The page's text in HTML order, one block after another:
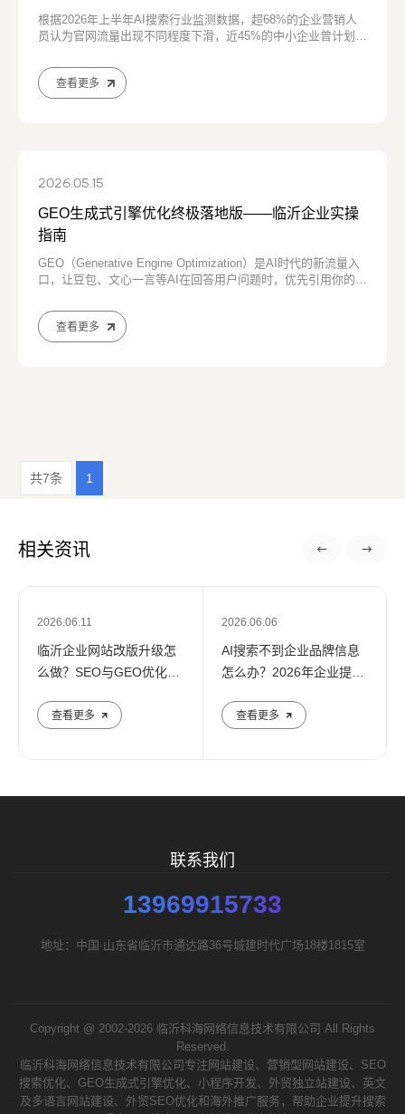
根据2026年上半年AI搜索行业监测数据，超68%的企业营销人
员认为官网流量出现不同程度下滑，近45%的中小企业曾计划关
和第三方内容平台，行业普
查看更多
2026.05.15
GEO生成式引擎优化终极落地版——临沂企业实操
指南
GEO（Generative Engine Optimization）是AI时代的新流量入
口，让豆包、文心一言等AI在回答用户问题时，优先引用你的品
查看更多
共7条 1
相关资讯
2026.06.11
临沂企业网站改版升级怎
么做？SEO与GEO优化实
查看更多
2026.06.06
AI搜索不到企业品牌信息
怎么办？2026年企业提升
查看更多
联系我们
13969915733
地址：中国·山东省临沂市通达路36号城建时代广场18楼1815室
Copyright @ 2002-2026 临沂科海网络信息技术有限公司 All Rights
Reserved.
临沂科海网络信息技术有限公司专注网站建设、营销型网站建设、SEO
搜索优化、GEO生成式引擎优化、小程序开发、外贸独立站建设、英文
及多语言网站建设、外贸SEO优化和海外推广服务，帮助企业提升搜索
GEO生成式引擎优化 · 外贸独立站建设 ·
您的预算 1万以内 1万-3万 3万-5万